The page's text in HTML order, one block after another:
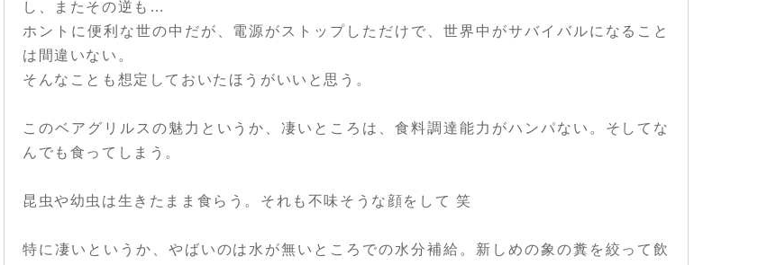
し、またその逆も…
ホントに便利な世の中だが、電源がストップしただけで、世界中がサバイバルになること
は間違いない。
そんなことも想定しておいたほうがいいと思う。
このベアグリルスの魅力というか、凄いところは、食料調達能力がハンパない。そしてな
んでも食ってしまう。
昆虫や幼虫は生きたまま食らう。それも不味そうな顔をして 笑
特に凄いというか、やばいのは水が無いところでの水分補給。新しめの象の糞を絞って飲